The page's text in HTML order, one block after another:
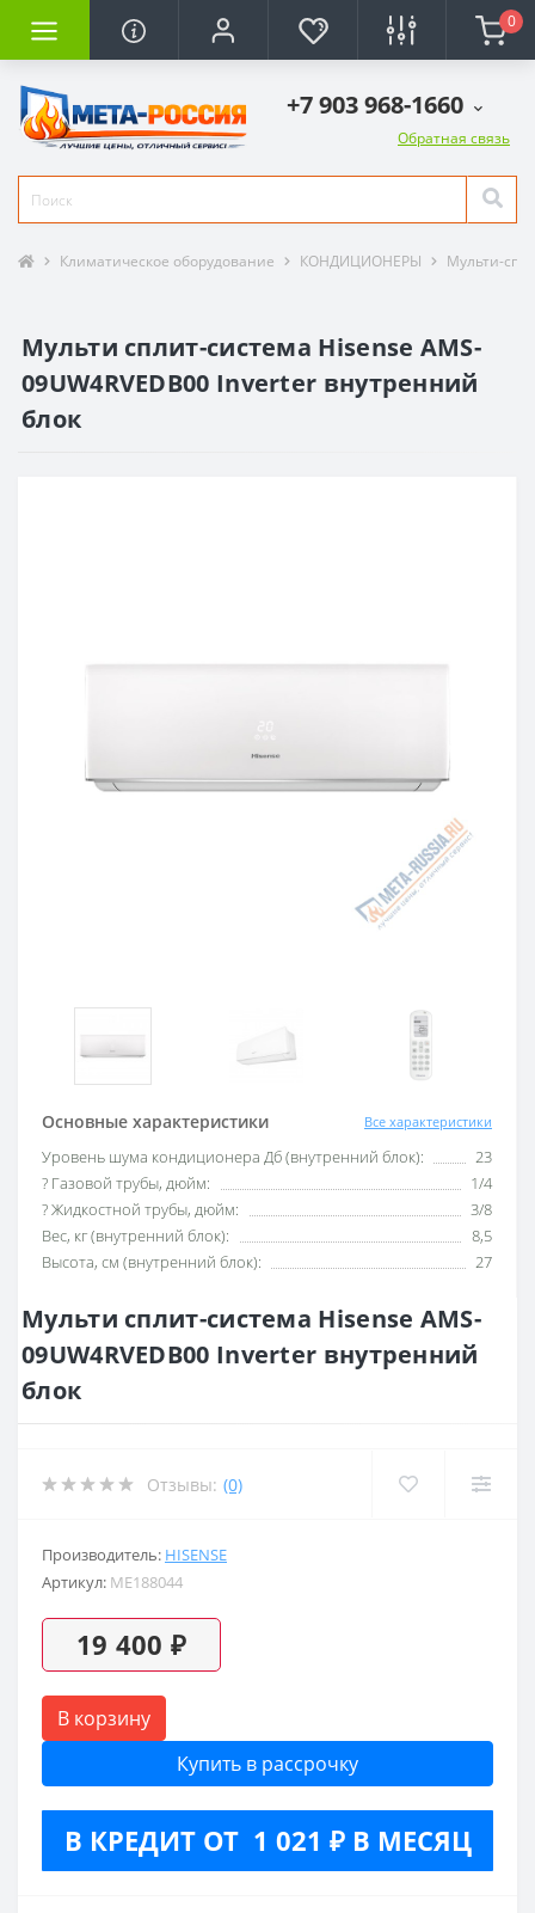
0
+7 903 968-1660
Обратная связь
Климатическое оборудование КОНДИЦИОНЕРЫ Мульти-
Мульти сплит-система Hisense AMS-
09UW4RVEDB00 Inverter внутренний
блок
Основные характеристики Все характеристики
Уровень шума кондиционера Дб (внутренний блок):
23
? Газовой трубы, дюйм:
1/4
? Жидкостной трубы, дюйм:
3/8
Вес, кг (внутренний блок):
8,5
Высота, см (внутренний блок):
27
Мульти сплит-система Hisense AMS-
09UW4RVEDB00 Inverter внутренний
блок
Отзывы: (0)
Производитель: HISENSE
Артикул: ME188044
19 400 ₽
В корзину
Купить в рассрочку
В КРЕДИТ ОТ 1 021 ₽ В МЕСЯЦ